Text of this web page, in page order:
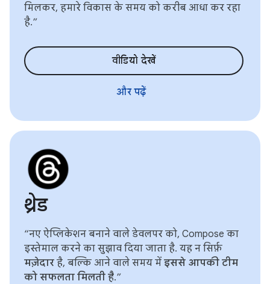
मिलकर, हमारे विकास के समय को करीब आधा कर रहा
है.”
वीडियो देखें
और पढ़ें
थ्रेड
“नए ऐप्लिकेशन बनाने वाले डेवलपर को, Compose का
इस्तेमाल करने का सुझाव दिया जाता है. यह न सिर्फ़
मज़ेदार है, बल्कि आने वाले समय में इससे आपकी टीम
को सफलता मिलती है.”